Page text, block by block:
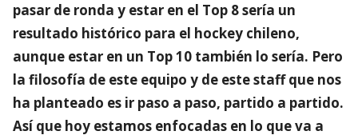
pasar de ronda y estar en el Top 8 sería un
resultado histórico para el hockey chileno,
aunque estar en un Top 10 también lo sería. Pero
la filosofía de este equipo y de este staff que nos
ha planteado es ir paso a paso, partido a partido.
Así que hoy estamos enfocadas en lo que va a